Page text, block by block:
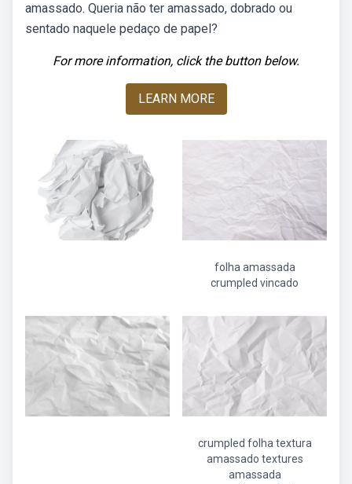
amassado. Queria não ter amassado, dobrado ou
sentado naquele pedaço de papel?
For more information, click the button below.
LEARN MORE
folha amassada
crumpled vincado
crumpled folha textura
amassado textures
amassada